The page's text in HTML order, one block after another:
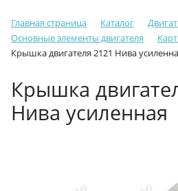
Главная страница Каталог
Основные элементы двигателя
Крышка двигателя 2121 Нива
Крышка
Нива усиленная